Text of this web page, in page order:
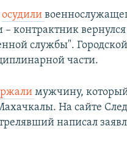
осудили
– контрактник
службы".
части.
мужчину, который
На сайте
написал